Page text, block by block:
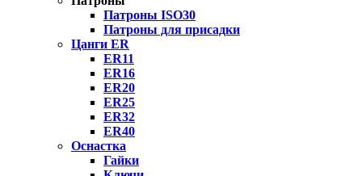
Патроны ISO30
Патроны для присадки
Цанги ER
ER11
ER16
ER20
ER25
ER32
ER40
Оснастка
Гайки